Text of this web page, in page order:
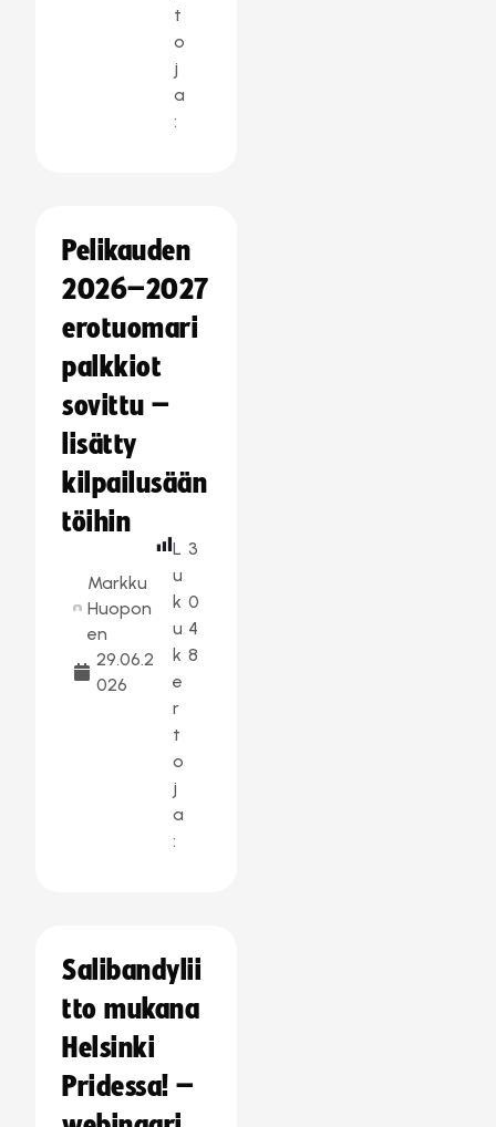
t
o
j
a
:
Pelikauden
2026–2027
erotuomari
palkkiot
sovittu –
lisätty
kilpailusään
töihin
Markku
Huopon
en
29.06.2
026
L
u
k
u
k
e
r
t
o
j
a
:
3
0
4
8
Salibandylii
tto mukana
Helsinki
Pridessa! –